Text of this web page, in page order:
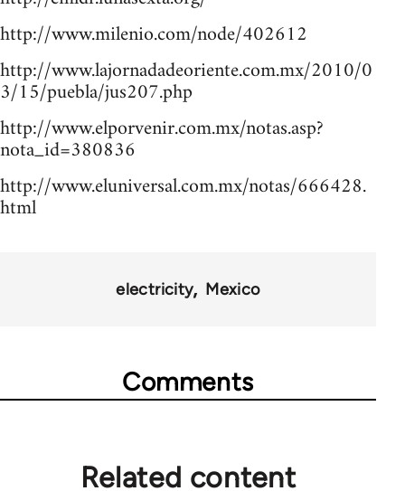
http://www.milenio.com/node/402612
http://www.lajornadadeoriente.com.mx/2010/0
3/15/puebla/jus207.php
http://www.elporvenir.com.mx/notas.asp?
nota_id=380836
http://www.eluniversal.com.mx/notas/666428.
html
electricity Mexico
Comments
Related content